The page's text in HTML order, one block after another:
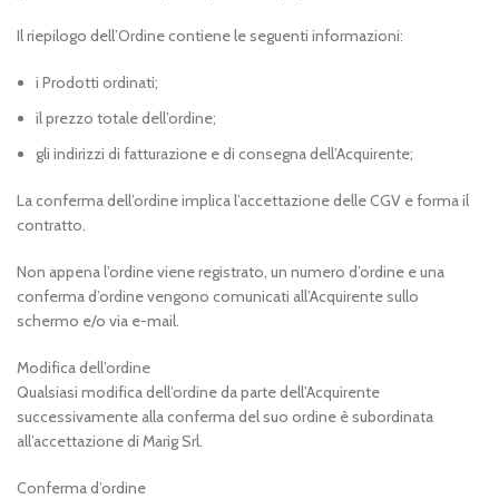
Il riepilogo dell’Ordine contiene le seguenti informazioni:
i Prodotti ordinati;
il prezzo totale dell’ordine;
gli indirizzi di fatturazione e di consegna dell’Acquirente;
La conferma dell’ordine implica l’accettazione delle CGV e forma il
contratto.
Non appena l’ordine viene registrato, un numero d’ordine e una
conferma d’ordine vengono comunicati all’Acquirente sullo
schermo e/o via e-mail.
Modifica dell’ordine
Qualsiasi modifica dell’ordine da parte dell’Acquirente
successivamente alla conferma del suo ordine è subordinata
all’accettazione di Marig Srl.
Conferma d’ordine